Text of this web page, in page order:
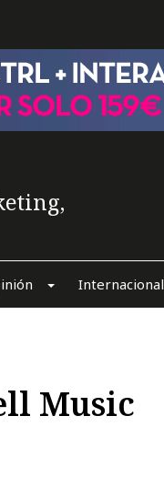
Internacional
Music